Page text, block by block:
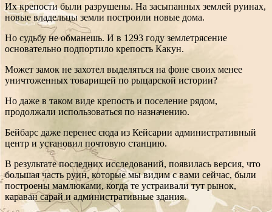
Их крепости были разрушены. На засыпанных землей руинах,
новые владельцы земли построили новые дома.
Но судьбу не обманешь. И в 1293 году землетрясение
основательно подпортило крепость Какун.
Может замок не захотел выделяться на фоне своих менее
уничтоженных товарищей по рыцарской истории?
Но даже в таком виде крепость и поселение рядом,
продолжали использоваться по назначению.
Бейбарс даже перенес сюда из Кейсарии административный
центр и установил почтовую станцию.
В результате последних исследований, появилась версия, что
большая часть руин, которые мы видим с вами сейчас, были
построены мамлюками, когда те устраивали тут рынок,
караван сарай и административные здания.